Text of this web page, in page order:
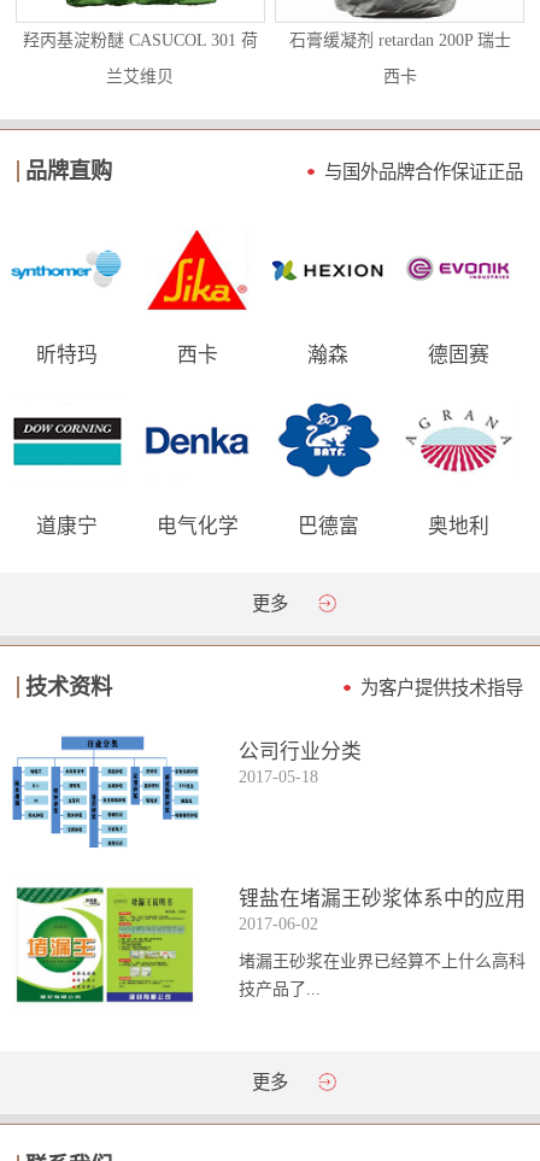
羟丙基淀粉醚 CASUCOL 301 荷
兰艾维贝
石膏缓凝剂 retardan 200P 瑞士
西卡
品牌直购 与国外品牌合作保证正品
昕特玛 西卡 瀚森 德固赛
道康宁 电气化学 巴德富 奥地利
更多
技术资料 为客户提供技术指导
公司行业分类
2017-05-18
锂盐在堵漏王砂浆体系中的应用
2017-06-02
堵漏王砂浆在业界已经算不上什么高科
技产品了...
。简单来说它就是一种能够迅速凝固的
通砂浆的强...
更多